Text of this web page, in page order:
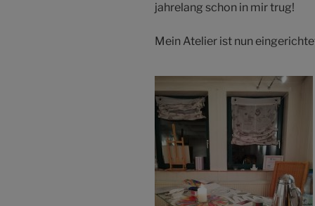
jahrelang schon in mir trug!
Mein Atelier ist nun